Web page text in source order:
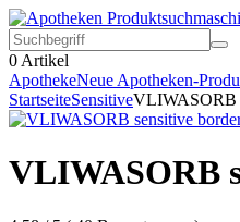
0 Artikel
ApothekeNeue Apotheken-
StartseiteSensitiveVLIWASORB
VLIWASORB